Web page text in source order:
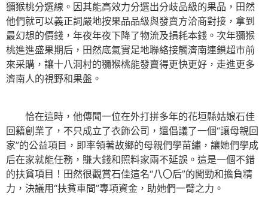
獼猴桃分選線。因其能高效力分選出分歧品級的果品，田然
他們就可以義正詞嚴地按果品品級與發賣方洽商對接，拿到
最幻想的價錢，年夜年夜下降了物流及損耗本錢。次年獼猴
桃進進盛果期后，田然底氣實足地聯絡接觸濟南連鎖超市前
來采購，讓十八洞村的獼猴桃能發賣得更快更好，走進更多
濟南人的視野和果盤。
恰在這時，他傳聞一位在外打拼多年的花垣縣姑娘石佳
回籍創業了，不只成立了衣飾公司，還倡議了一個“讓母親回
家”的公益項目，即率領著故鄉的母親們學苗繡，讓她們學成
后在家就能任務，賺大錢和照料家兩不延誤。這是一個不錯
的扶貧項目！田然很觀賞石佳這名“八〇后”的闖勁和擔負精
力，決議用“扶貧車間”專項資金，助她們一臂之力。